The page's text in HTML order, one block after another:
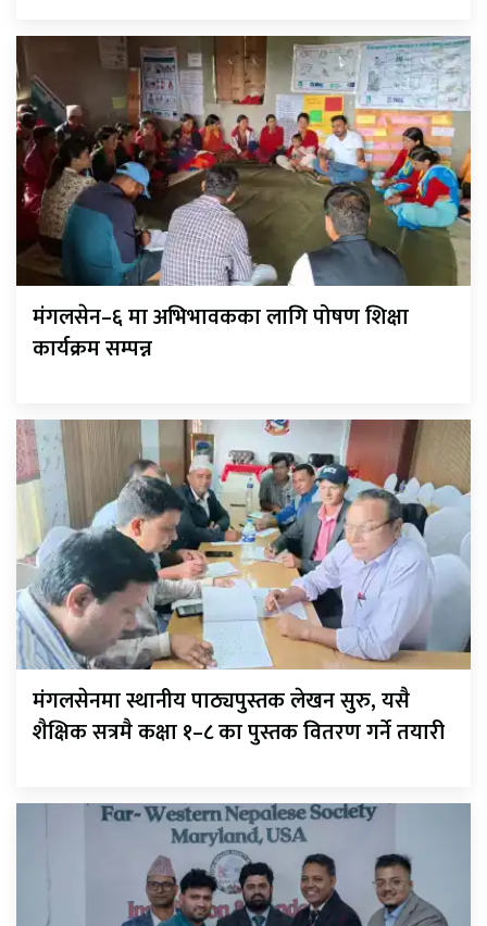
मंगलसेन–६ मा अभिभावकका लागि पोषण शिक्षा
कार्यक्रम सम्पन्न
मंगलसेनमा स्थानीय पाठ्यपुस्तक लेखन सुरु, यसै
शैक्षिक सत्रमै कक्षा १–८ का पुस्तक वितरण गर्ने तयारी